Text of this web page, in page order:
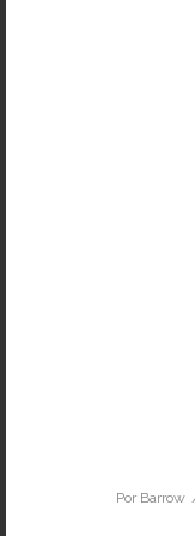
Por Barrow